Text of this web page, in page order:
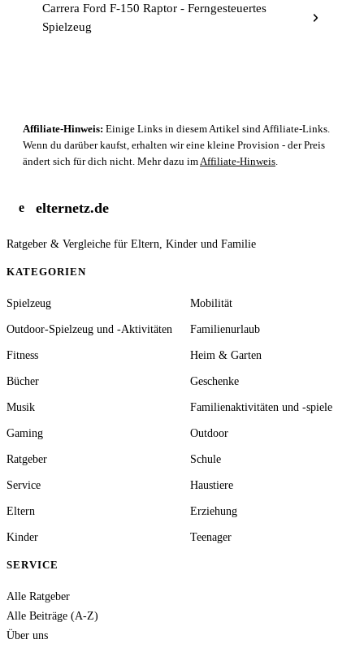
Carrera Ford F-150 Raptor - Ferngesteuertes
Spielzeug
Affiliate-Hinweis: Einige Links in diesem Artikel sind Affiliate-Links.
Wenn du darüber kaufst, erhalten wir eine kleine Provision - der Preis
ändert sich für dich nicht. Mehr dazu im Affiliate-Hinweis
e elternetz.de
Ratgeber & Vergleiche für Eltern, Kinder und Familie
KATEGORIEN
Spielzeug Mobilität
Outdoor-Spielzeug und -Aktivitäten Familienurlaub
Fitness Heim & Garten
Bücher Geschenke
Musik Familienaktivitäten und -spiele
Gaming Outdoor
Ratgeber Schule
Service Haustiere
Eltern Erziehung
Kinder Teenager
SERVICE
Alle Ratgeber
Alle Beiträge (A-Z)
Über uns